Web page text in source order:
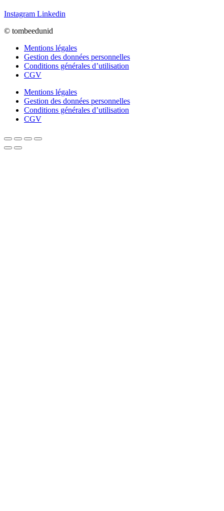
Instagram Linkedin
© tombeedunid
Mentions légales
Gestion des données personnelles
Conditions générales d’utilisation
CGV
Mentions légales
Gestion des données personnelles
Conditions générales d’utilisation
CGV